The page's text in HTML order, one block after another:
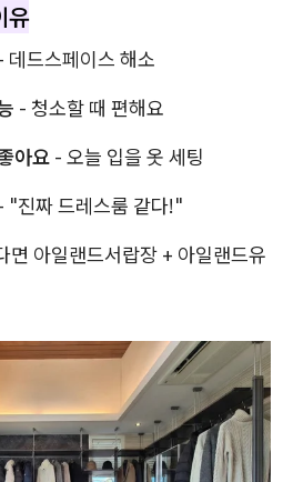
유
데드스페이스 해소
- 청소할 때 편해요
아요 - 오늘 입을 옷 세팅
"진짜 드레스룸 같다!"
면 아일랜드서랍장 + 아일랜드유